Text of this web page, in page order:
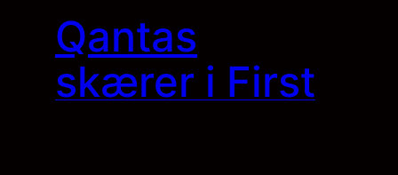
Qantas
skærer i First